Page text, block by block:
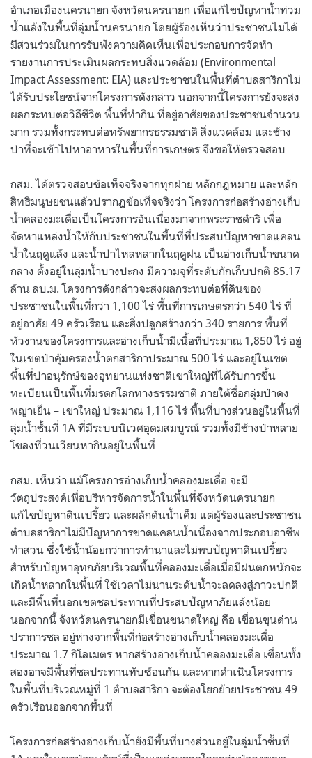
อำเภอเมืองนครนายก จังหวัดนครนายก เพื่อแก้ไขปัญหาน้ำท่วม
น้ำแล้งในพื้นที่ลุ่มน้ำนครนายก โดยผู้ร้องเห็นว่าประชาชนไม่ได้
มีส่วนร่วมในการรับฟังความคิดเห็นเพื่อประกอบการจัดทำ
รายงานการประเมินผลกระทบสิ่งแวดล้อม (Environmental
Impact Assessment: EIA) และประชาชนในพื้นที่ตำบลสาริกาไม่
ได้รับประโยชน์จากโครงการดังกล่าว นอกจากนี้โครงการยังจะส่ง
ผลกระทบต่อวิถีชีวิต พื้นที่ทำกิน ที่อยู่อาศัยของประชาชนจำนวน
มาก รวมทั้งกระทบต่อทรัพยากรธรรมชาติ สิ่งแวดล้อม และช้าง
ป่าที่จะเข้าไปหาอาหารในพื้นที่การเกษตร จึงขอให้ตรวจสอบ
กสม. ได้ตรวจสอบข้อเท็จจริงจากทุกฝ่าย หลักกฎหมาย และหลัก
สิทธิมนุษยชนแล้วปรากฏข้อเท็จจริงว่า โครงการก่อสร้างอ่างเก็บ
น้ำคลองมะเดื่อเป็นโครงการอันเนื่องมาจากพระราชดำริ เพื่อ
จัดหาแหล่งน้ำให้กับประชาชนในพื้นที่ที่ประสบปัญหาขาดแคลน
น้ำในฤดูแล้ง และน้ำป่าไหลหลากในฤดูฝน เป็นอ่างเก็บน้ำขนาด
กลาง ตั้งอยู่ในลุ่มน้ำบางปะกง มีความจุที่ระดับกักเก็บปกติ 85.17
ล้าน ลบ.ม. โครงการดังกล่าวจะส่งผลกระทบต่อที่ดินของ
ประชาชนในพื้นที่กว่า 1,100 ไร่ พื้นที่การเกษตรกว่า 540 ไร่ ที่
อยู่อาศัย 49 ครัวเรือน และสิ่งปลูกสร้างกว่า 340 รายการ พื้นที่
หัวงานของโครงการและอ่างเก็บน้ำมีเนื้อที่ประมาณ 1,850 ไร่ อยู่
ในเขตป่าคุ้มครองน้ำตกสาริกาประมาณ 500 ไร่ และอยู่ในเขต
พื้นที่ป่าอนุรักษ์ของอุทยานแห่งชาติเขาใหญ่ที่ได้รับการขึ้น
ทะเบียนเป็นพื้นที่มรดกโลกทางธรรมชาติ ภายใต้ชื่อกลุ่มป่าดง
พญาเย็น – เขาใหญ่ ประมาณ 1,116 ไร่ พื้นที่บางส่วนอยู่ในพื้นที่
ลุ่มน้ำชั้นที่ 1A ที่มีระบบนิเวศอุดมสมบูรณ์ รวมทั้งมีช้างป่าหลาย
โขลงที่วนเวียนหากินอยู่ในพื้นที่
กสม. เห็นว่า แม้โครงการอ่างเก็บน้ำคลองมะเดื่อ จะมี
วัตถุประสงค์เพื่อบริหารจัดการน้ำในพื้นที่จังหวัดนครนายก
แก้ไขปัญหาดินเปรี้ยว และผลักดันน้ำเค็ม แต่ผู้ร้องและประชาชน
ตำบลสาริกาไม่มีปัญหาการขาดแคลนน้ำเนื่องจากประกอบอาชีพ
ทำสวน ซึ่งใช้น้ำน้อยกว่าการทำนาและไม่พบปัญหาดินเปรี้ยว
สำหรับปัญหาอุทกภัยบริเวณพื้นที่คลองมะเดื่อเมื่อมีฝนตกหนักจะ
เกิดน้ำหลากในพื้นที่ ใช้เวลาไม่นานระดับน้ำจะลดลงสู่ภาวะปกติ
และมีพื้นที่นอกเขตชลประทานที่ประสบปัญหาภัยแล้งน้อย
นอกจากนี้ จังหวัดนครนายกมีเขื่อนขนาดใหญ่ คือ เขื่อนขุนด่าน
ปราการชล อยู่ห่างจากพื้นที่ก่อสร้างอ่างเก็บน้ำคลองมะเดื่อ
ประมาณ 1.7 กิโลเมตร หากสร้างอ่างเก็บน้ำคลองมะเดื่อ เขื่อนทั้ง
สองอาจมีพื้นที่ชลประทานทับซ้อนกัน และหากดำเนินโครงการ
ในพื้นที่บริเวณหมู่ที่ 1 ตำบลสาริกา จะต้องโยกย้ายประชาชน 49
ครัวเรือนออกจากพื้นที่
โครงการก่อสร้างอ่างเก็บน้ำยังมีพื้นที่บางส่วนอยู่ในลุ่มน้ำชั้นที่